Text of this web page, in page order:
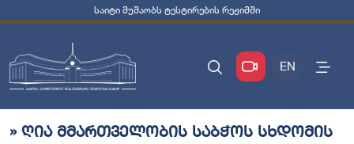
საიტი მუშაობს ტესტირების რეჟიმში
EN
» ღია მმართველობის საბჭოს სხდომის